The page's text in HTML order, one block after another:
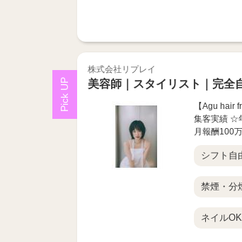
株式会社リプレイ
美容師｜スタイリスト｜完全
【Agu
集客実績 ☆
月報酬100
シフト自
禁煙・分
ネイルOK